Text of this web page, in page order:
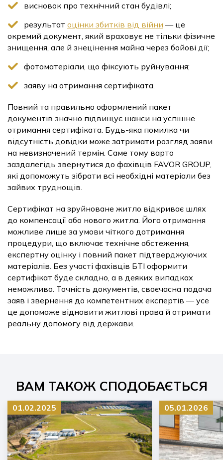
висновок про технічний стан будівлі;
результат оцінки збитків від війни — це
окремий документ, який враховує не тільки фізичне
знищення, але й знецінення майна через бойові дії;
фотоматеріали, що фіксують руйнування;
заяву на отримання сертифіката.
Повний та правильно оформлений пакет
документів значно підвищує шанси на успішне
отримання сертифіката. Будь-яка помилка чи
відсутність довідки може затримати розгляд заяви
на невизначений термін. Саме тому варто
заздалегідь звернутися до фахівців FAVOR GROUP,
які допоможуть зібрати всі необхідні матеріали без
зайвих труднощів.
Сертифікат на зруйноване житло відкриває шлях
до компенсації або нового житла. Його отримання
можливе лише за умови чіткого дотримання
процедури, що включає технічне обстеження,
експертну оцінку і повний пакет підтверджуючих
матеріалів. Без участі фахівців БТІ оформити
сертифікат буде складно, а в деяких випадках
неможливо. Точність документів, своєчасна подача
заяв і звернення до компетентних експертів — усе
це допоможе відновити житлові права й отримати
реальну допомогу від держави.
ВАМ ТАКОЖ СПОДОБАЄТЬСЯ
01.02.2025 05.01.2026